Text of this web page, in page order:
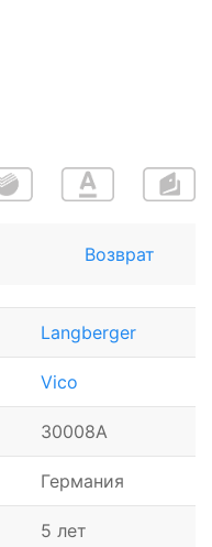
Возврат
Langberger
Vico
30008A
Германия
5 лет